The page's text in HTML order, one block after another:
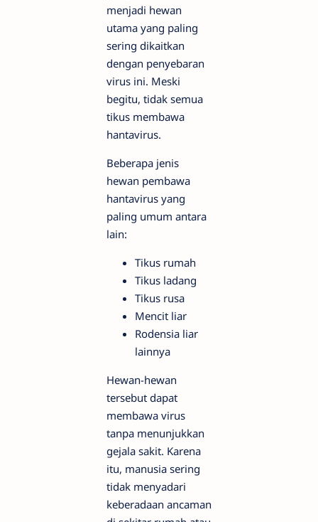
menjadi hewan
utama yang paling
sering dikaitkan
dengan penyebaran
virus ini. Meski
begitu, tidak semua
tikus membawa
hantavirus.
Beberapa jenis
hewan pembawa
hantavirus yang
paling umum antara
lain:
Tikus rumah
Tikus ladang
Tikus rusa
Mencit liar
Rodensia liar
lainnya
Hewan-hewan
tersebut dapat
membawa virus
tanpa menunjukkan
gejala sakit. Karena
itu, manusia sering
tidak menyadari
keberadaan ancaman